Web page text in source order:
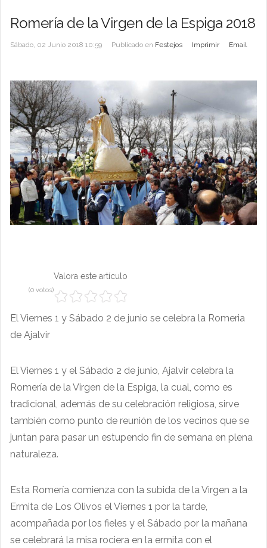
Romería de la Virgen de la Espiga 2018
Sábado, 02 Junio 2018 10:59 Publicado en Festejos Imprimir Email
Valora este artículo
(0 votos)
El Viernes 1 y Sábado 2 de junio se celebra la Romeria
de Ajalvir
El Viernes 1 y el Sábado 2 de junio, Ajalvir celebra la
Romería de la Virgen de la Espiga, la cual, como es
tradicional, además de su celebración religiosa, sirve
también como punto de reunión de los vecinos que se
juntan para pasar un estupendo fin de semana en plena
naturaleza.
Esta Romería comienza con la subida de la Virgen a la
Ermita de Los Olivos el Viernes 1 por la tarde,
acompañada por los fieles y el Sábado por la mañana
se celebrará la misa rociera en la ermita con el